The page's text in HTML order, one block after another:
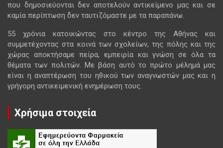
που δημοσιεύονται δεν αποτελούν αντικείμενο μας και σε
καμία περίπτωση δεν ταυτιζόμαστε με τα παραπάνω.
55 χρόνια κατοικώντας στο κέντρο της Αθήνας και
συμμετέχοντας στα κοινά των σχολείων, της πόλης και της
χώρας αποκτήσαμε πείρα, εμπειρία και γνώση σε όλα τα
θέματα των πολιτών. Με βάση αυτό το πρώτο μέλημά μας
είναι η αναπτέρωση του ηθικού των αναγνωστών μας και η
γρήγορη αντικειμενική ενημέρωση τους.
Χρήσιμα στοιχεία